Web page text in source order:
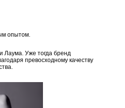
опытом.
Лаума. Уже тогда бренд
превосходному качеству